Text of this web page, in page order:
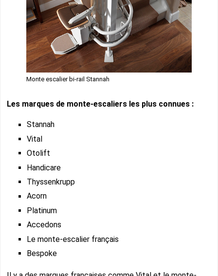
Monte escalier bi-rail Stannah
Les marques de monte-escaliers les plus connues :
Stannah
Vital
Otolift
Handicare
Thyssenkrupp
Acorn
Platinum
Accedons
Le monte-escalier français
Bespoke